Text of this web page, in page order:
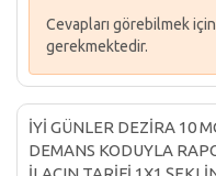
Cevapları görebilmek
gerekmektedir.
İYİ GÜNLER DEZİRA 10
DEMANS KODUYLA